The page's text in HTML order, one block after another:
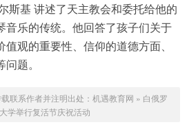
斯基 讲述了天主教会和委托给他的
音乐的传统。他回答了孩子们关于
观的重要性、信仰的道德方面、
题。
联系作者并注明出处： 机遇教育网 » 白俄罗
学举行复活节庆祝活动